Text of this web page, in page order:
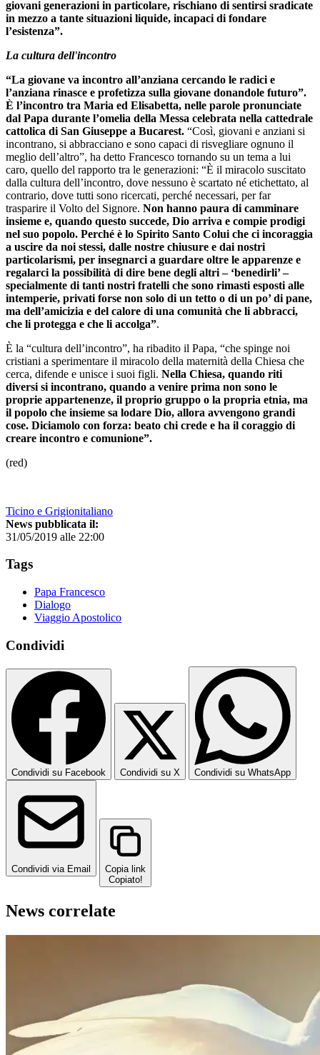
giovani generazioni in particolare, rischiano di sentirsi sradicate
in mezzo a tante situazioni liquide, incapaci di fondare
l’esistenza”.
La cultura dell'incontro
“La giovane va incontro all’anziana cercando le radici e
l’anziana rinasce e profetizza sulla giovane donandole futuro”.
È l’incontro tra Maria ed Elisabetta, nelle parole pronunciate
dal Papa durante l’omelia della Messa celebrata nella cattedrale
cattolica di San Giuseppe a Bucarest. “Così, giovani e anziani si
incontrano, si abbracciano e sono capaci di risvegliare ognuno il
meglio dell’altro”, ha detto Francesco tornando su un tema a lui
caro, quello del rapporto tra le generazioni: “È il miracolo suscitato
dalla cultura dell’incontro, dove nessuno è scartato né etichettato, al
contrario, dove tutti sono ricercati, perché necessari, per far
trasparire il Volto del Signore. Non hanno paura di camminare
insieme e, quando questo succede, Dio arriva e compie prodigi
nel suo popolo. Perché è lo Spirito Santo Colui che ci incoraggia
a uscire da noi stessi, dalle nostre chiusure e dai nostri
particolarismi, per insegnarci a guardare oltre le apparenze e
regalarci la possibilità di dire bene degli altri – ‘benedirli’ –
specialmente di tanti nostri fratelli che sono rimasti esposti alle
intemperie, privati forse non solo di un tetto o di un po’ di pane,
ma dell’amicizia e del calore di una comunità che li abbracci,
che li protegga e che li accolga”.
È la “cultura dell’incontro”, ha ribadito il Papa, “che spinge noi
cristiani a sperimentare il miracolo della maternità della Chiesa che
cerca, difende e unisce i suoi figli. Nella Chiesa, quando riti
diversi si incontrano, quando a venire prima non sono le
proprie appartenenze, il proprio gruppo o la propria etnia, ma
il popolo che insieme sa lodare Dio, allora avvengono grandi
cose. Diciamolo con forza: beato chi crede e ha il coraggio di
creare incontro e comunione”.
(red)
Ticino e Grigionitaliano
News pubblicata il:
31/05/2019 alle 22:00
Tags
Papa Francesco
Dialogo
Viaggio Apostolico
Condividi
Condividi su Facebook Condividi su X Condividi su WhatsApp
Condividi via Email
Copia link
Copiato!
News correlate